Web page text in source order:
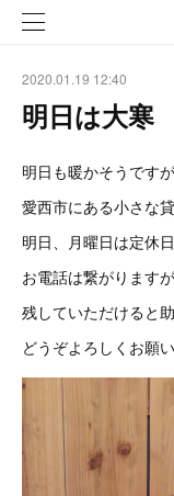
2020.01.19 12:40
明日は大寒
明日も暖かそうです
愛西市にある小さな
明日、月曜日は定休日
お電話は繋がります
残していただけると助
どうぞよろしくお願